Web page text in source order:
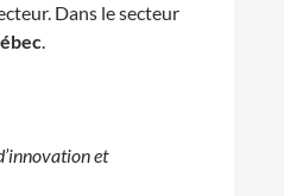
Dans le secteur
.
et